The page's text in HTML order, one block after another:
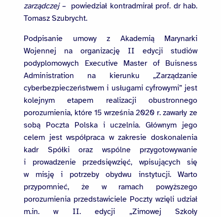
zarządczej – powiedział kontradmirał prof. dr hab.
Tomasz Szubrycht.
Podpisanie umowy z Akademią Marynarki
Wojennej na organizację II edycji studiów
podyplomowych Executive Master of Buisness
Administration na kierunku „Zarządzanie
cyberbezpieczeństwem i usługami cyfrowymi” jest
kolejnym etapem realizacji obustronnego
porozumienia, które 15 września 2020 r. zawarły ze
sobą Poczta Polska i uczelnia. Głównym jego
celem jest współpraca w zakresie doskonalenia
kadr Spółki oraz wspólne przygotowywanie
i prowadzenie przedsięwzięć, wpisujących się
w misję i potrzeby obydwu instytucji. Warto
przypomnieć, że w ramach powyższego
porozumienia przedstawiciele Poczty wzięli udział
m.in. w II. edycji „Zimowej Szkoły